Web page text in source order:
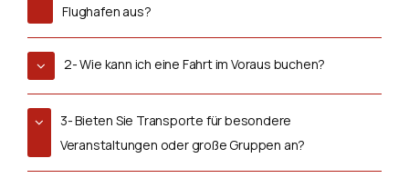
Flughafen aus?
2- Wie kann ich eine Fahrt im Voraus buchen?
3- Bieten Sie Transporte für besondere
Veranstaltungen oder große Gruppen an?